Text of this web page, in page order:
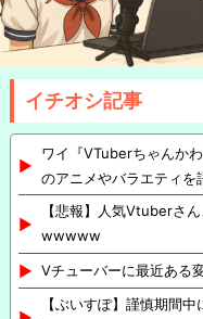
イチオシ記事
ワイ『VTuberちゃんか
のアニメやバラエティを
【悲報】人気Vtuberさ
wwwww
Vチューバーに最近ある
【ぶいすぽ】謹慎期間